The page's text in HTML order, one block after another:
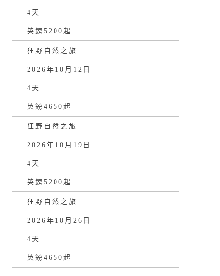
4天
英鎊5200起
狂野自然之旅
2026年10月12日
4天
英鎊4650起
狂野自然之旅
2026年10月19日
4天
英鎊5200起
狂野自然之旅
2026年10月26日
4天
英鎊4650起